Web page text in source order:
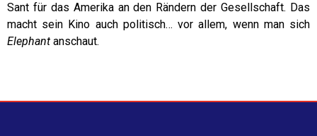
Sant für das Amerika an den Rändern der Gesellschaft. Das
macht sein Kino auch politisch… vor allem, wenn man sich
Elephant anschaut.